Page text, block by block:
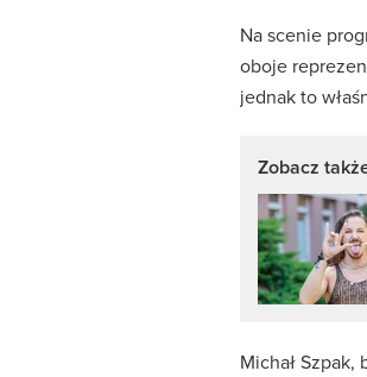
Na scenie
oboje
jednak to
Zobacz
Michał